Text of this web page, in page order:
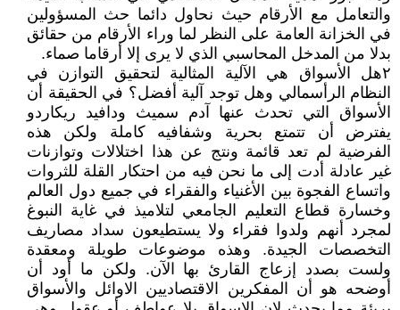
والتعامل مع الأرقام حيث نحاول دائما حث المسؤولين
في الخزانة العامة على النظر لما وراء الأرقام من حقائق
بدلا من المدخل المحاسبي الذي لا يرى إلا أرقاما صماء.
٢هل ‏الأسواق هي الآلية المثالية لتحقيق التوازن في
النظام الرأسمالي وهل توجد آلية أفضل؟ في الحقيقة أن
الأسواق التي تحدث عنها آدم سميث ودافيد ريكاردو
يفترض أن تتمتع بحرية وشفافيه كاملة ولكن هذه
الفرضية لم تعد قائمة ونتج عن هذا اختلالات وتوازنات
غير عادلة أدت إلى ما نحن فيه من احتكار القلة للثروات
واتساع الفجوة بين الأغنياء والفقراء في جميع دول العالم
وخسارة قطاع التعليم الجامعي لتلاميذ في غاية النبوغ
لمجرد أنهم ولدوا فقراء ولا يستطيعون سداد مصاريف
التخصصات الجيدة. وهذه موضوعات طويلة ومعقدة
ولست بصدد إزعاج القارئ بها الآن. ولكن ما أود أن
أوضحه هو أن المفكرين الاقتصاديين الاوائل والأسواق